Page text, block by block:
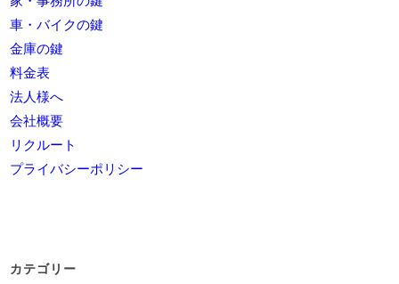
車・バイクの鍵
金庫の鍵
料金表
法人様へ
会社概要
リクルート
プライバシーポリシー
カテゴリー